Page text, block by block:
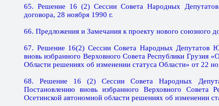
65. Решение 16 (2) Сессии Совета Народных
договора, 28 ноября 1990 г.
66. Предложения и Замечания к проекту нового союзного
67. Решение 16(2) Сессии Совета Народных Депутатов
вновь избранного Верховного Совета Республики
Области решениях об изменении статуса Области» от 22
68. Решение 16 (2) Сессии Совета Народных
Постановлению вновь избранного Верховного
Осетинской автономной области решениях об изменении